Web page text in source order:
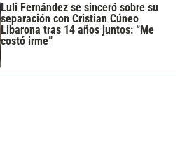
Luli Fernández se sinceró sobre su
separación con Cristian Cúneo
Libarona tras 14 años juntos: “Me
costó irme”